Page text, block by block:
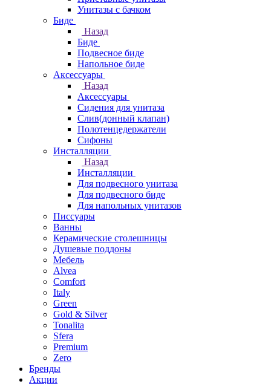
Унитазы с бачком
Биде
Назад
Биде
Подвесное биде
Напольное биде
Аксессуары
Назад
Аксессуары
Сидения для унитаза
Слив(донный клапан)
Полотенцедержатели
Сифоны
Инсталляции
Назад
Инсталляции
Для подвесного унитаза
Для подвесного биде
Для напольных унитазов
Писсуары
Ванны
Керамические столешницы
Душевые поддоны
Мебель
Alvea
Comfort
Italy
Green
Gold & Silver
Tonalita
Sfera
Premium
Zero
Бренды
Акции